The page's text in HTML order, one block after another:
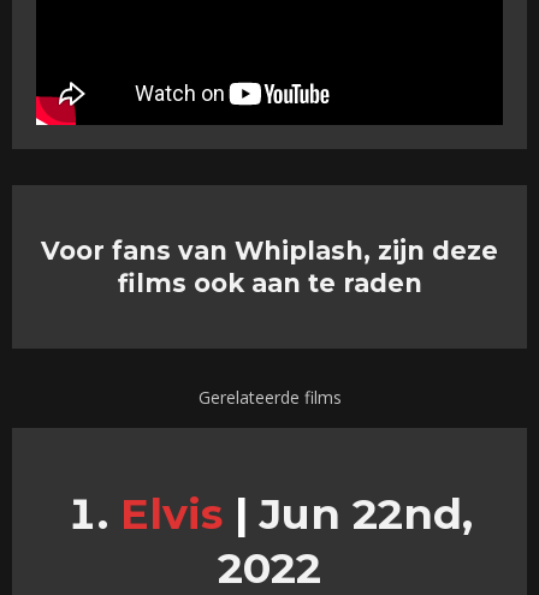
Voor fans van Whiplash, zijn deze
films ook aan te raden
Gerelateerde films
Elvis | Jun 22nd,
2022